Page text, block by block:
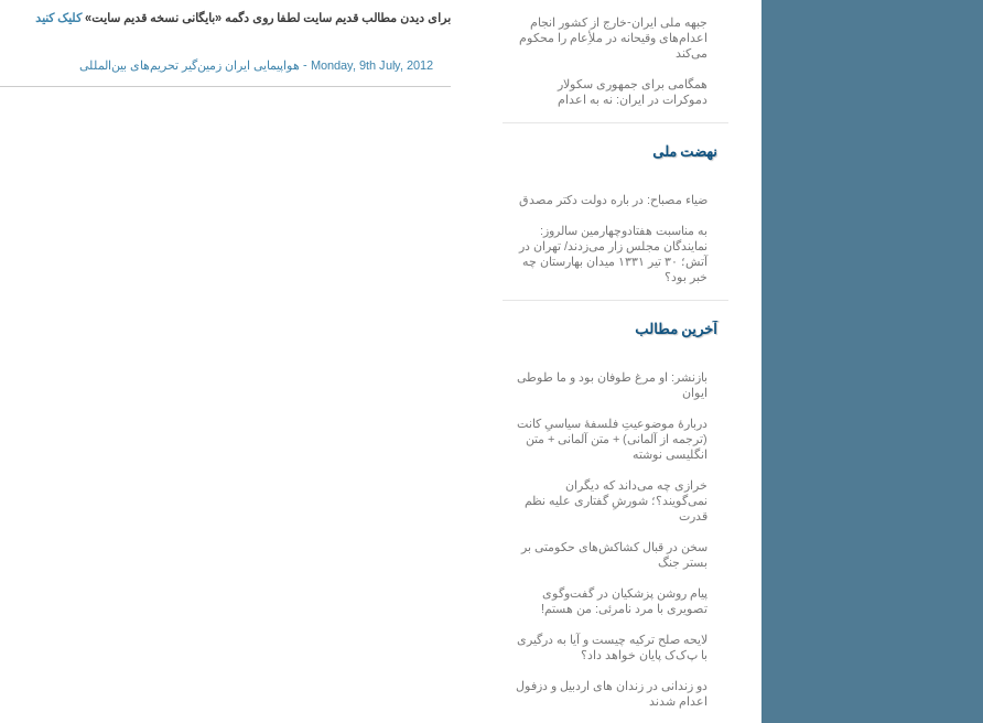
برای دیدن مطالب قدیم سایت لطفا روی دگمه «بایگانی نسخه قدیم سایت»کلیک کنید
Monday, 9th July, 2012 - هواپیمایی ایران زمین‌گیر تحریم‌های بین‌المللی
جبهه ملی ایران-خارج از کشور انجام
اعدام‌های وقیحانه در ملأِعام را محکوم
می‌کند
همگامی برای جمهوری سکولار
دموکرات در ایران: نه به اعدام
نهضت ملی
ضیاء مصباح: در باره دولت دکتر مصدق
به مناسبت هفتادوچهارمین سالروز:
نمایندگان مجلس زار می‌زدند/ تهران در
آتش؛ ۳۰ تیر ۱۳۳۱ میدان بهارستان چه
خبر بود؟
آخرین مطالب
بازنشر: او مرغ طوفان بود و ما طوطی
ایوان
دربارهٔ موضوعیتِ فلسفهٔ سیاسیِ کانت
(ترجمه از آلمانی) + متن آلمانی + متن
انگلیسی نوشته
خرازی چه می‌داند که دیگران
نمی‌گویند؟؛ شورشِ گفتاری علیه نظم
قدرت
سخن در قبال کشاکش‌های حکومتی بر
بستر جنگ
پیام روشن پزشکیان در گفت‌و‌گوی
تصویری با مرد نامرئی: من هستم!
لایحه صلح ترکیه چیست و آیا به درگیری
با پ‌ک‌ک پایان خواهد داد؟
دو زندانی در زندان های اردبیل و دزفول
اعدام شدند